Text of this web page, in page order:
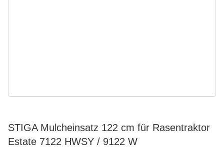
STIGA Mulcheinsatz 122 cm für Rasentraktor
Estate 7122 HWSY / 9122 W